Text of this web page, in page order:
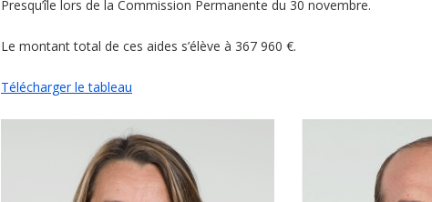
Presqu’île lors de la Commission Permanente du 30 novembre.
Le montant total de ces aides s’élève à 367 960 €.
Télécharger le tableau